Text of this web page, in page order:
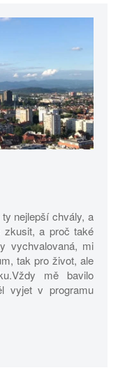
nejlepší chvály, a
zkusit, a proč také
vychvalovaná, mi
tak pro život, ale
mě bavilo
vyjet v programu